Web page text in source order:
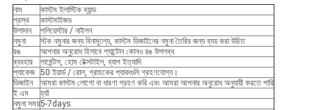
নাম
কাস্টম ইলাস্টিক ব্যান্ড
প্রস্থ
কাস্টমাইজড
উপাদান
পলিয়েস্টার / নাইলন
নমুনা
স্টক নমুনার জন্য বিনামূল্যে, কাস্টম ডিজাইনের নমুনা তৈরির জন্য ব্যয় করা উচিত
রঙ
আপনার অনুরোধ হিসাবে প্যান্টোন কোনও রঙ উপলব্ধ
ব্যবহার
গার্মেন্টস, হোম টেক্সটাইল, ব্যাগ ইত্যাদি
প্যাকেজ 50 ইয়ার্ড / রোল, গ্রাহকের প্যাকগুলি গ্রহণযোগ্য।
ডিজাইন
আমরা কাস্টম লোগো বা ধারণা গ্রহণ করি এবং আমরা আপনার অনুরোধ অনুযায়ী করতে পারি
ই এম
হ্যাঁ
নমুনা সময়5-7days